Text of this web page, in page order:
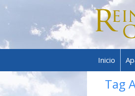
Inicio
Tag